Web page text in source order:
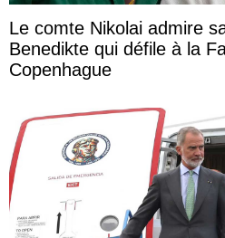
Le comte Nikolai admire
Benedikte qui défile à la
Copenhague